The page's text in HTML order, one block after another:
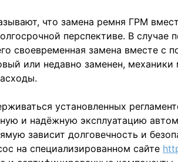
что замена ремня ГРМ
перспективе. В
своевременная замена вместе с
или недавно заменен, механики
установленных
и надёжную эксплуатацию
зависит долговечность и
на специализированном сайте